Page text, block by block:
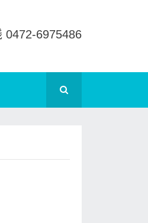
0472-6975486